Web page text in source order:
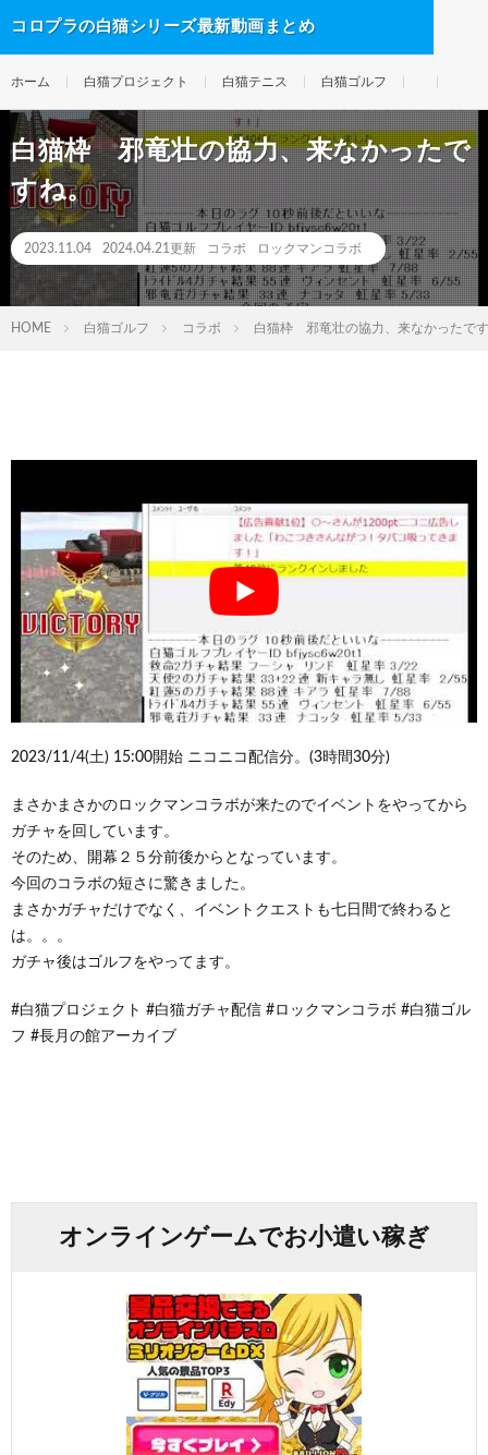
コロプラの白猫シリーズ最新動画まとめ
ホーム 白猫プロジェクト 白猫テニス 白猫ゴルフ
白猫枠 邪竜壮の協力、来なかったで
すね。
2023.11.04 2024.04.21更新 コラボ ロックマンコラボ
HOME 白猫ゴルフ コラボ 白猫枠 邪竜壮の協力、来なかったで
2023/11/4(土) 15:00開始 ニコニコ配信分。(3時間30分)
まさかまさかのロックマンコラボが来たのでイベントをやってから
ガチャを回しています。
そのため、開幕２５分前後からとなっています。
今回のコラボの短さに驚きました。
まさかガチャだけでなく、イベントクエストも七日間で終わると
は。。。
ガチャ後はゴルフをやってます。
#白猫プロジェクト #白猫ガチャ配信 #ロックマンコラボ #白猫ゴル
フ #長月の館アーカイブ
オンラインゲームでお小遣い稼ぎ